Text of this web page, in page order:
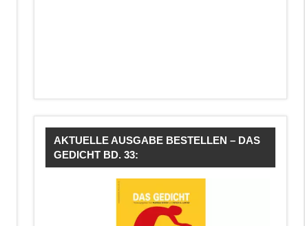
AKTUELLE AUSGABE BESTELLEN – DAS
GEDICHT BD. 33: